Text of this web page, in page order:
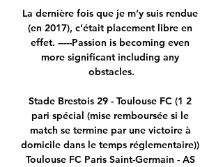
La dernière fois que je m’y suis rendue
(en 2017), c’était placement libre en
effet. -----Passion is becoming even
more significant including any
obstacles.
Stade Brestois 29 - Toulouse FC (1 2
pari spécial (mise remboursée si le
match se termine par une victoire à
domicile dans le temps réglementaire))
Toulouse FC Paris Saint-Germain - AS